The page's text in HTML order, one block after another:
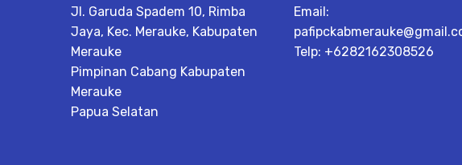
Jl. Garuda Spadem 10, Rimba
Jaya, Kec. Merauke, Kabupaten
Merauke
Pimpinan Cabang Kabupaten
Merauke
Papua Selatan
Email:
Telp: +6282162308526